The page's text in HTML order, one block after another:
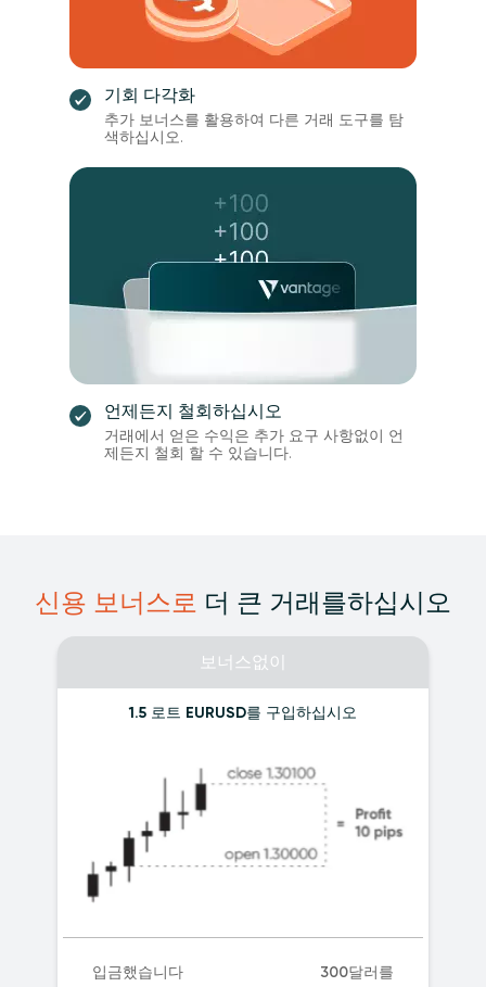
기회 다각화
추가 보너스를 활용하여 다른 거래 도구를 탐
색하십시오.
언제든지 철회하십시오
거래에서 얻은 수익은 추가 요구 사항없이 언
제든지 철회 할 수 있습니다.
신용 보너스로 더 큰 거래를하십시오
보너스없이
1.5 로트 EURUSD를 구입하십시오
입금했습니다
300달러를